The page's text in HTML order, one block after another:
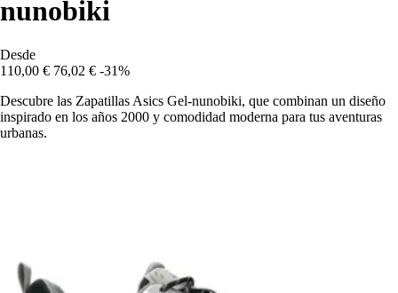
nunobiki
Desde
110,00 € 76,02 € -31%
Descubre las Zapatillas Asics Gel-nunobiki, que combinan un diseño
inspirado en los años 2000 y comodidad moderna para tus aventuras
urbanas.